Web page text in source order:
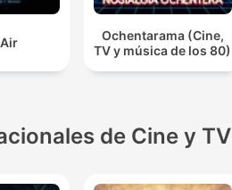
Ochentarama (Cine,
TV y música de los 80)
de Cine y TV